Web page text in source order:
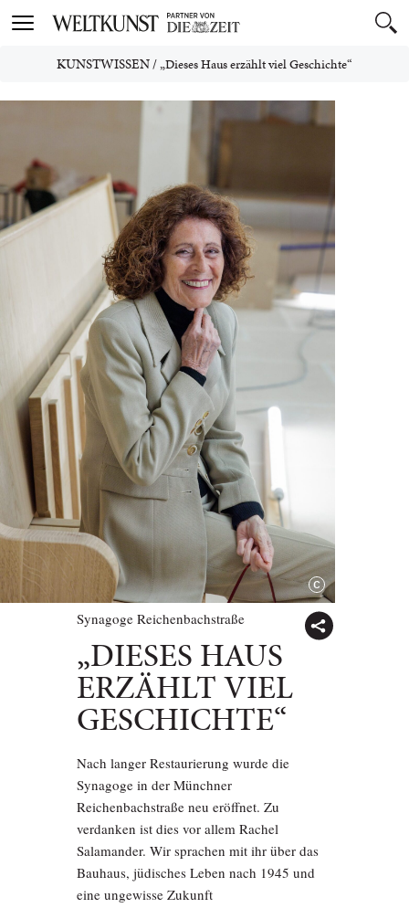
Toggle
KUNSTWISSEN/„Dieses Haus erzählt viel Geschichte“
Synagoge Reichenbachstraße
„DIESES HAUS
ERZÄHLT VIEL
GESCHICHTE“
Nach langer Restaurierung wurde die
Synagoge in der Münchner
Reichenbachstraße neu eröffnet. Zu
verdanken ist dies vor allem Rachel
Salamander. Wir sprachen mit ihr über das
Bauhaus, jüdisches Leben nach 1945 und
eine ungewisse Zukunft